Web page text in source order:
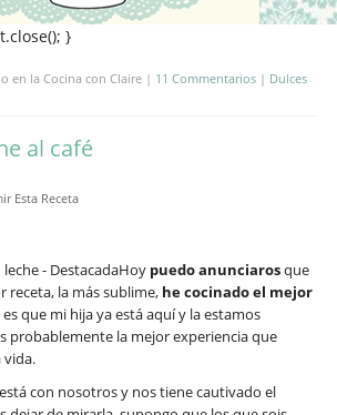
}
en la Cocina con Claire | 11 Commentarios | Dulces
al café
Esta Receta
Hoy puedo anunciarosque
receta, la más sublime, he cocinado el mejor
es que mi hija ya está aquí y la estamos
probablemente la mejor experiencia que
vida.
con nosotros y nos tiene cautivado el